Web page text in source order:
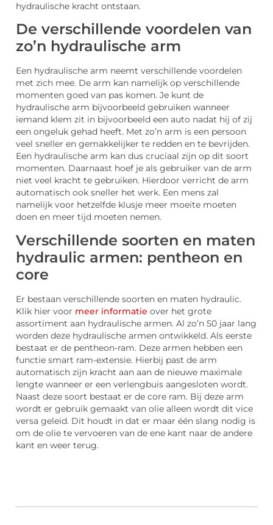
hydraulische kracht ontstaan.
De verschillende voordelen van
zo’n hydraulische arm
Een hydraulische arm neemt verschillende voordelen
met zich mee. De arm kan namelijk op verschillende
momenten goed van pas komen. Je kunt de
hydraulische arm bijvoorbeeld gebruiken wanneer
iemand klem zit in bijvoorbeeld een auto nadat hij of zij
een ongeluk gehad heeft. Met zo’n arm is een persoon
veel sneller en gemakkelijker te redden en te bevrijden.
Een hydraulische arm kan dus cruciaal zijn op dit soort
momenten. Daarnaast hoef je als gebruiker van de arm
niet veel kracht te gebruiken. Hierdoor verricht de arm
automatisch ook sneller het werk. Een mens zal
namelijk voor hetzelfde klusje meer moeite moeten
doen en meer tijd moeten nemen.
Verschillende soorten en maten
hydraulic armen: pentheon en
core
Er bestaan verschillende soorten en maten hydraulic.
Klik hier voor meer informatie over het grote
assortiment aan hydraulische armen. Al zo’n 50 jaar lang
worden deze hydraulische armen ontwikkeld. Als eerste
bestaat er de pentheon-ram. Deze armen hebben een
functie smart ram-extensie. Hierbij past de arm
automatisch zijn kracht aan aan de nieuwe maximale
lengte wanneer er een verlengbuis aangesloten wordt.
Naast deze soort bestaat er de core ram. Bij deze arm
wordt er gebruik gemaakt van olie alleen wordt dit vice
versa geleid. Dit houdt in dat er maar één slang nodig is
om de olie te vervoeren van de ene kant naar de andere
kant en weer terug.